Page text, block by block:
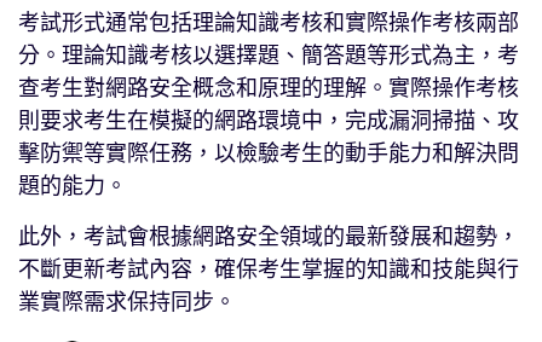
考試形式通常包括理論知識考核和實際操作考核兩部
分。理論知識考核以選擇題、簡答題等形式為主，考
查考生對網路安全概念和原理的理解。實際操作考核
則要求考生在模擬的網路環境中，完成漏洞掃描、攻
擊防禦等實際任務，以檢驗考生的動手能力和解決問
題的能力。
此外，考試會根據網路安全領域的最新發展和趨勢，
不斷更新考試內容，確保考生掌握的知識和技能與行
業實際需求保持同步。